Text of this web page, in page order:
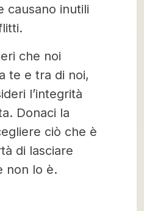
causano inutili
che noi
te e tra di noi,
l’integrità
Donaci la
ciò che è
di lasciare
non lo è.